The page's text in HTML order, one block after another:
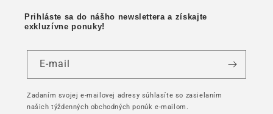
Prihláste sa do nášho newslettera a získajte
exkluzívne ponuky!
E-mail
Zadaním svojej e-mailovej adresy súhlasíte so zasielaním
našich týždenných obchodných ponúk e-mailom.